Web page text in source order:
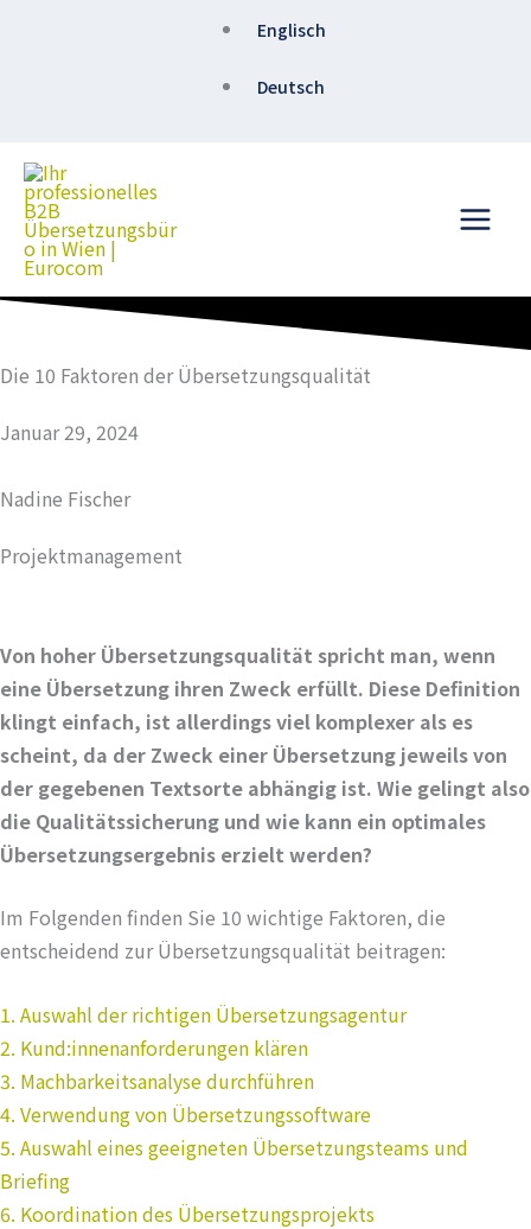
Englisch
Deutsch
Die 10 Faktoren der Übersetzungsqualität
Januar 29, 2024
Nadine Fischer
Projektmanagement
Von hoher Übersetzungsqualität spricht man, wenn
eine Übersetzung ihren Zweck erfüllt. Diese Definition
klingt einfach, ist allerdings viel komplexer als es
scheint, da der Zweck einer Übersetzung jeweils von
der gegebenen Textsorte abhängig ist. Wie gelingt also
die Qualitätssicherung und wie kann ein optimales
Übersetzungsergebnis erzielt werden?
Im Folgenden finden Sie 10 wichtige Faktoren, die
entscheidend zur Übersetzungsqualität beitragen:
1. Auswahl der richtigen Übersetzungsagentur
2. Kund:innenanforderungen klären
3. Machbarkeitsanalyse durchführen
4. Verwendung von Übersetzungssoftware
5. Auswahl eines geeigneten Übersetzungsteams und
Briefing
6. Koordination des Übersetzungsprojekts